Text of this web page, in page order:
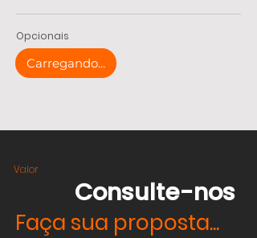
Opcionais
Carregando...
Valor
Consulte-nos
Faça sua proposta...